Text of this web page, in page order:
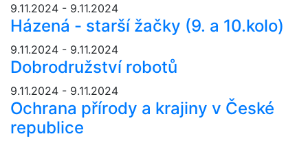
9.11.2024 - 9.11.2024
Házená - starší žačky (9. a 10.kolo)
9.11.2024 - 9.11.2024
Dobrodružství robotů
9.11.2024 - 9.11.2024
Ochrana přírody a krajiny v České
republice